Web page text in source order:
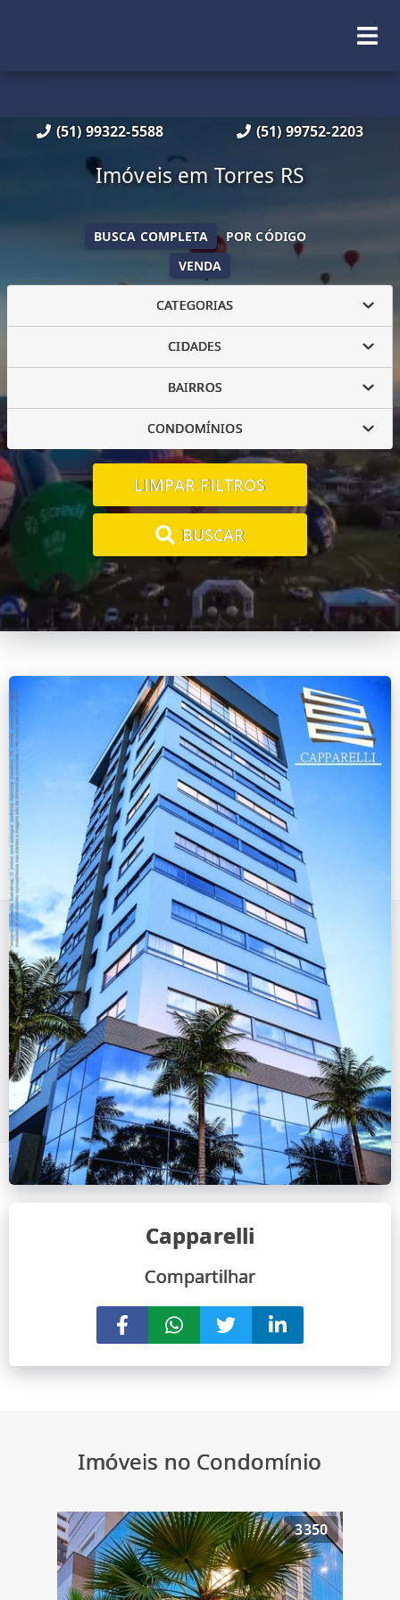
(51) 99322-5588 (51) 99752-2203
Imóveis em Torres RS
VENDA
BUSCA COMPLETA POR CÓDIGO
CATEGORIAS
CIDADES
BAIRROS
CONDOMÍNIOS
LIMPAR FILTROS
BUSCAR
Capparelli
Compartilhar
Imóveis no Condomínio
3350